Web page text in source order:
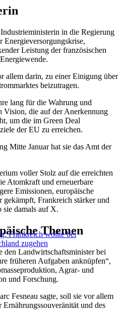
in die Regierung
Energieversorgungskrise,
Leistung der französischen
allem darin, zu einer Einigung über
beizutragen.
lang für die Wahrung und
Vision, die auf der Anerkennung
um die im Green Deal
der EU zu erreichen.
Mitte Januar hat sie das Amt der
voller Stolz auf die erreichten
Atomkraft und erneuerbare
Emissionen, europäische
Frankreich stärker und
sie damals auf X.
Frankreich wollte bei
zugehen
Themen
Landwirtschaftsminister bei
früheren Aufgaben anknüpfen“,
Agrar- und
und Forschung.
Fesneau sagte, soll sie vor allem
und des